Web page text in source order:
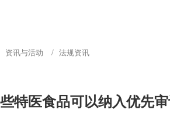
资讯与活动 法规资讯
特医食品可以纳入优先